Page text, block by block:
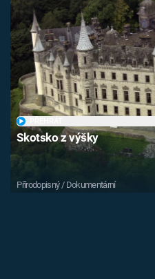
Skotsko z výšky
Přírodopisný / Dokumentární